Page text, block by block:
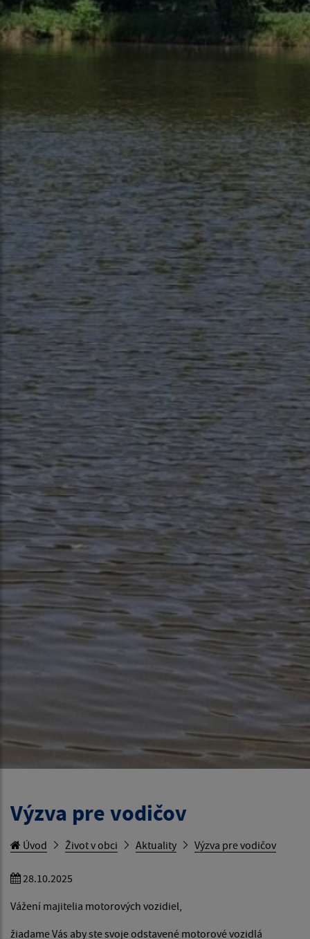
Výzva pre vodičov
Úvod Život v obci Aktuality Výzva pre vodičov
28.10.2025
Vážení majitelia motorových vozidiel,
žiadame Vás aby ste svoje odstavené motorové vozidlá